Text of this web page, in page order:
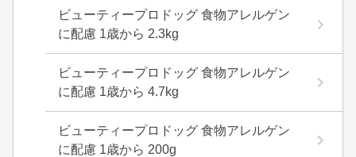
ビューティープロドッグ 食物アレルゲン
に配慮 1歳から 2.3kg
ビューティープロドッグ 食物アレルゲン
に配慮 1歳から 4.7kg
ビューティープロドッグ 食物アレルゲン
に配慮 1歳から 200g